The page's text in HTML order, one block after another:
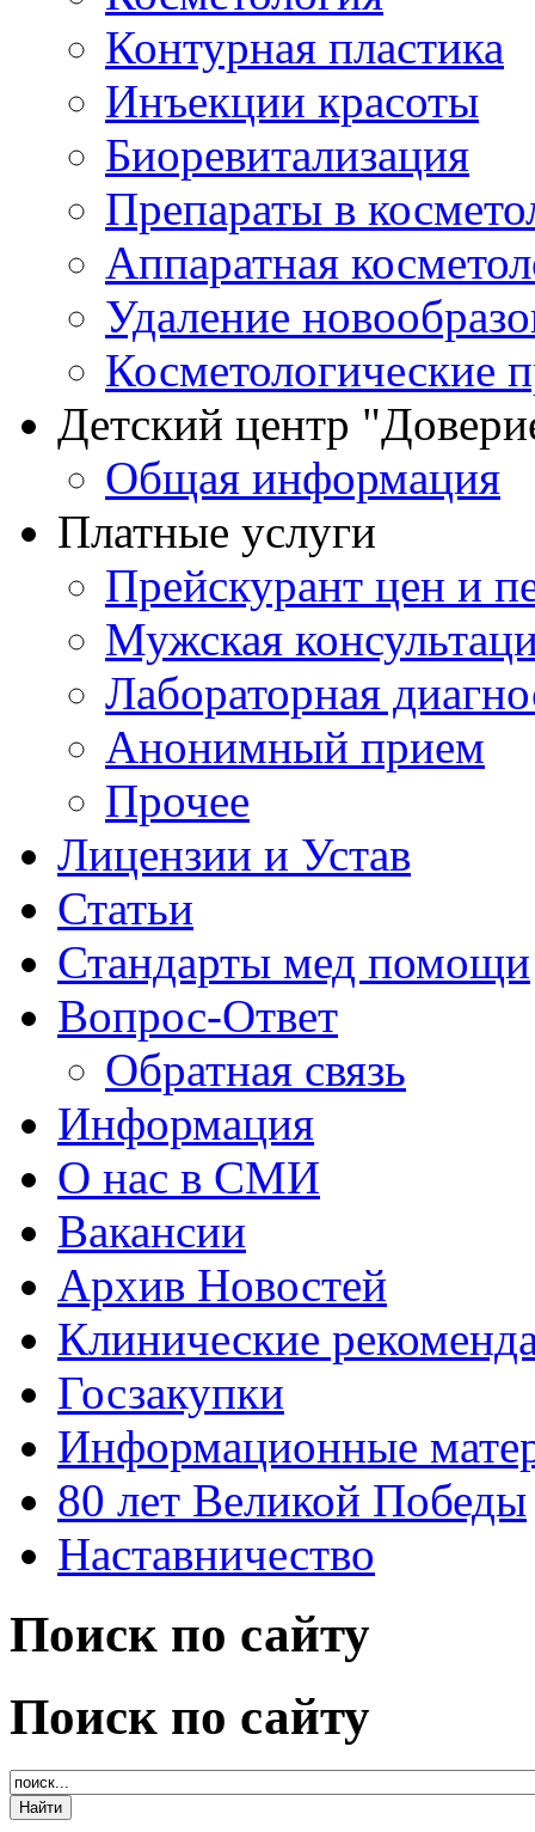
Контурная пластика
Инъекции красоты
Биоревитализация
Препараты в
Аппаратная
Удаление
Косметологические
Детский центр
Общая информация
Платные услуги
Прейскурант цен и
Мужская
Лабораторная
Анонимный прием
Прочее
Лицензии и Устав
Статьи
Стандарты мед помощи
Вопрос-Ответ
Обратная связь
Информация
О нас в СМИ
Вакансии
Архив Новостей
Клинические
Госзакупки
Информационные
80 лет Великой Победы
Наставничество
Поиск по сайту
Поиск по сайту